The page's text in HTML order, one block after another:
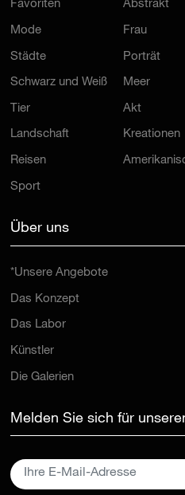
Mode
Städte
Schwarz und Weiß
Tier
Landschaft
Reisen
Sport
Frau
Porträt
Meer
Akt
Kreationen
Das Konzept
Das Labor
Künstler
Die Galerien